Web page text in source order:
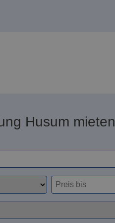
Husum mieten